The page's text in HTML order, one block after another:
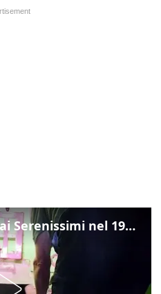
Ecco il tanko usato dai Serenissimi nel 1997 per il blitz a San Marco